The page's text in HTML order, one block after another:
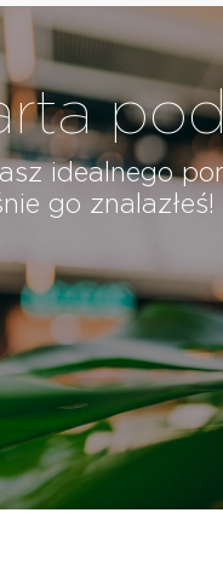
idealnego
go znalazłeś!